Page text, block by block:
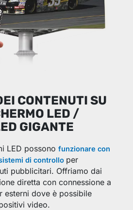
CONTENUTI SU
LED /
GIGANTE
LED possono funzionare con
di controllo per
pubblicitari. Offriamo dai
diretta con connessione a
esterni dove è possibile
video.